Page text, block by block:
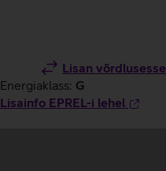
Lisan võrdlusesse
Energiaklass: G
Lisainfo EPREL-i lehel